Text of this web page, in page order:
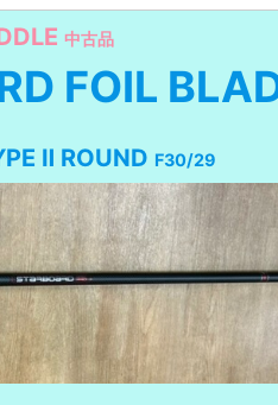
中古品
FOIL
Ⅱ ROUND F30/29